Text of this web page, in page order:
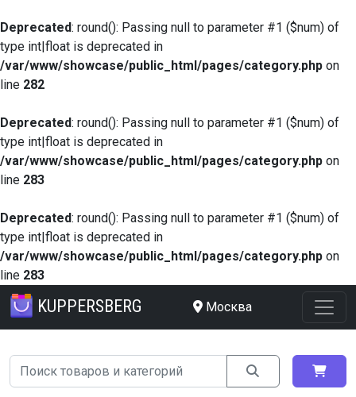
Deprecated: round(): Passing null to parameter #1 ($num) of
type int|float is deprecated in
/var/www/showcase/public_html/pages/category.php on
line 282
Deprecated: round(): Passing null to parameter #1 ($num) of
type int|float is deprecated in
/var/www/showcase/public_html/pages/category.php on
line 283
Deprecated: round(): Passing null to parameter #1 ($num) of
type int|float is deprecated in
/var/www/showcase/public_html/pages/category.php on
line 283
KUPPERSBERG Москва